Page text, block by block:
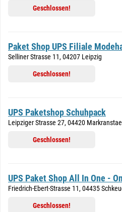
Geschlossen!
Paket Shop UPS Filiale
Selliner Strasse 11, 04207 Leipzig
Geschlossen!
UPS Paketshop Schuhpack
Leipziger Strasse 27, 04420
Geschlossen!
UPS Paket Shop All In One -
Friedrich-Ebert-Strasse 11, 04435
Geschlossen!